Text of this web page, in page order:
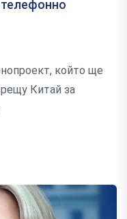
телефонно
който ще
Китай за